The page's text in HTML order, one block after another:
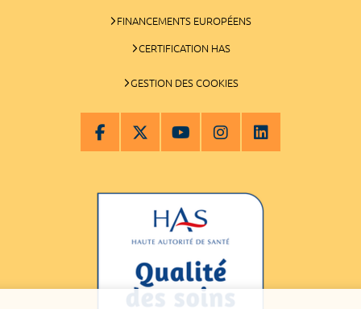
FINANCEMENTS EUROPÉENS
CERTIFICATION HAS
GESTION DES COOKIES